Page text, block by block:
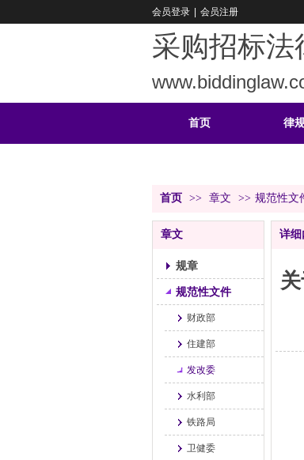
采购招标法
会员登录 会员注册
首页 律
首页 >> 章文 >> 规范性文
章文
规章
规范性文件
财政部
住建部
发改委
水利部
铁路局
卫健委
详细